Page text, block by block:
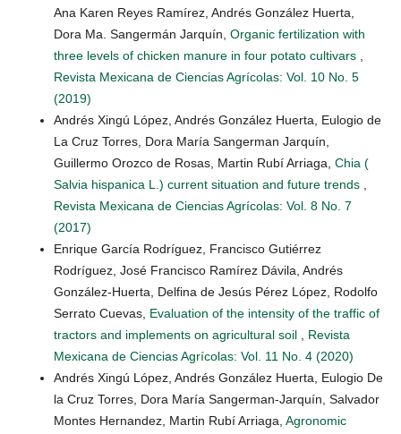
Ana Karen Reyes Ramírez, Andrés González Huerta,
Dora Ma. Sangermán Jarquín, Organic fertilization with
three levels of chicken manure in four potato cultivars ,
Revista Mexicana de Ciencias Agrícolas: Vol. 10 No. 5
(2019)
Andrés Xingú López, Andrés González Huerta, Eulogio de
La Cruz Torres, Dora María Sangerman Jarquín,
Guillermo Orozco de Rosas, Martin Rubí Arriaga, Chia (
Salvia hispanica L.) current situation and future trends ,
Revista Mexicana de Ciencias Agrícolas: Vol. 8 No. 7
(2017)
Enrique García Rodríguez, Francisco Gutiérrez
Rodríguez, José Francisco Ramírez Dávila, Andrés
González-Huerta, Delfina de Jesús Pérez López, Rodolfo
Serrato Cuevas, Evaluation of the intensity of the traffic of
tractors and implements on agricultural soil , Revista
Mexicana de Ciencias Agrícolas: Vol. 11 No. 4 (2020)
Andrés Xingú López, Andrés González Huerta, Eulogio De
la Cruz Torres, Dora María Sangerman-Jarquín, Salvador
Montes Hernandez, Martin Rubí Arriaga, Agronomic